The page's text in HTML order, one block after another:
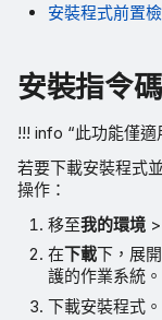
安裝程式前置
安裝指令碼
!!! info “此功能僅
若要下載安裝程式
操作：
移至我的環境 >
在下載下，展
護的作業系統。
下載安裝程式。